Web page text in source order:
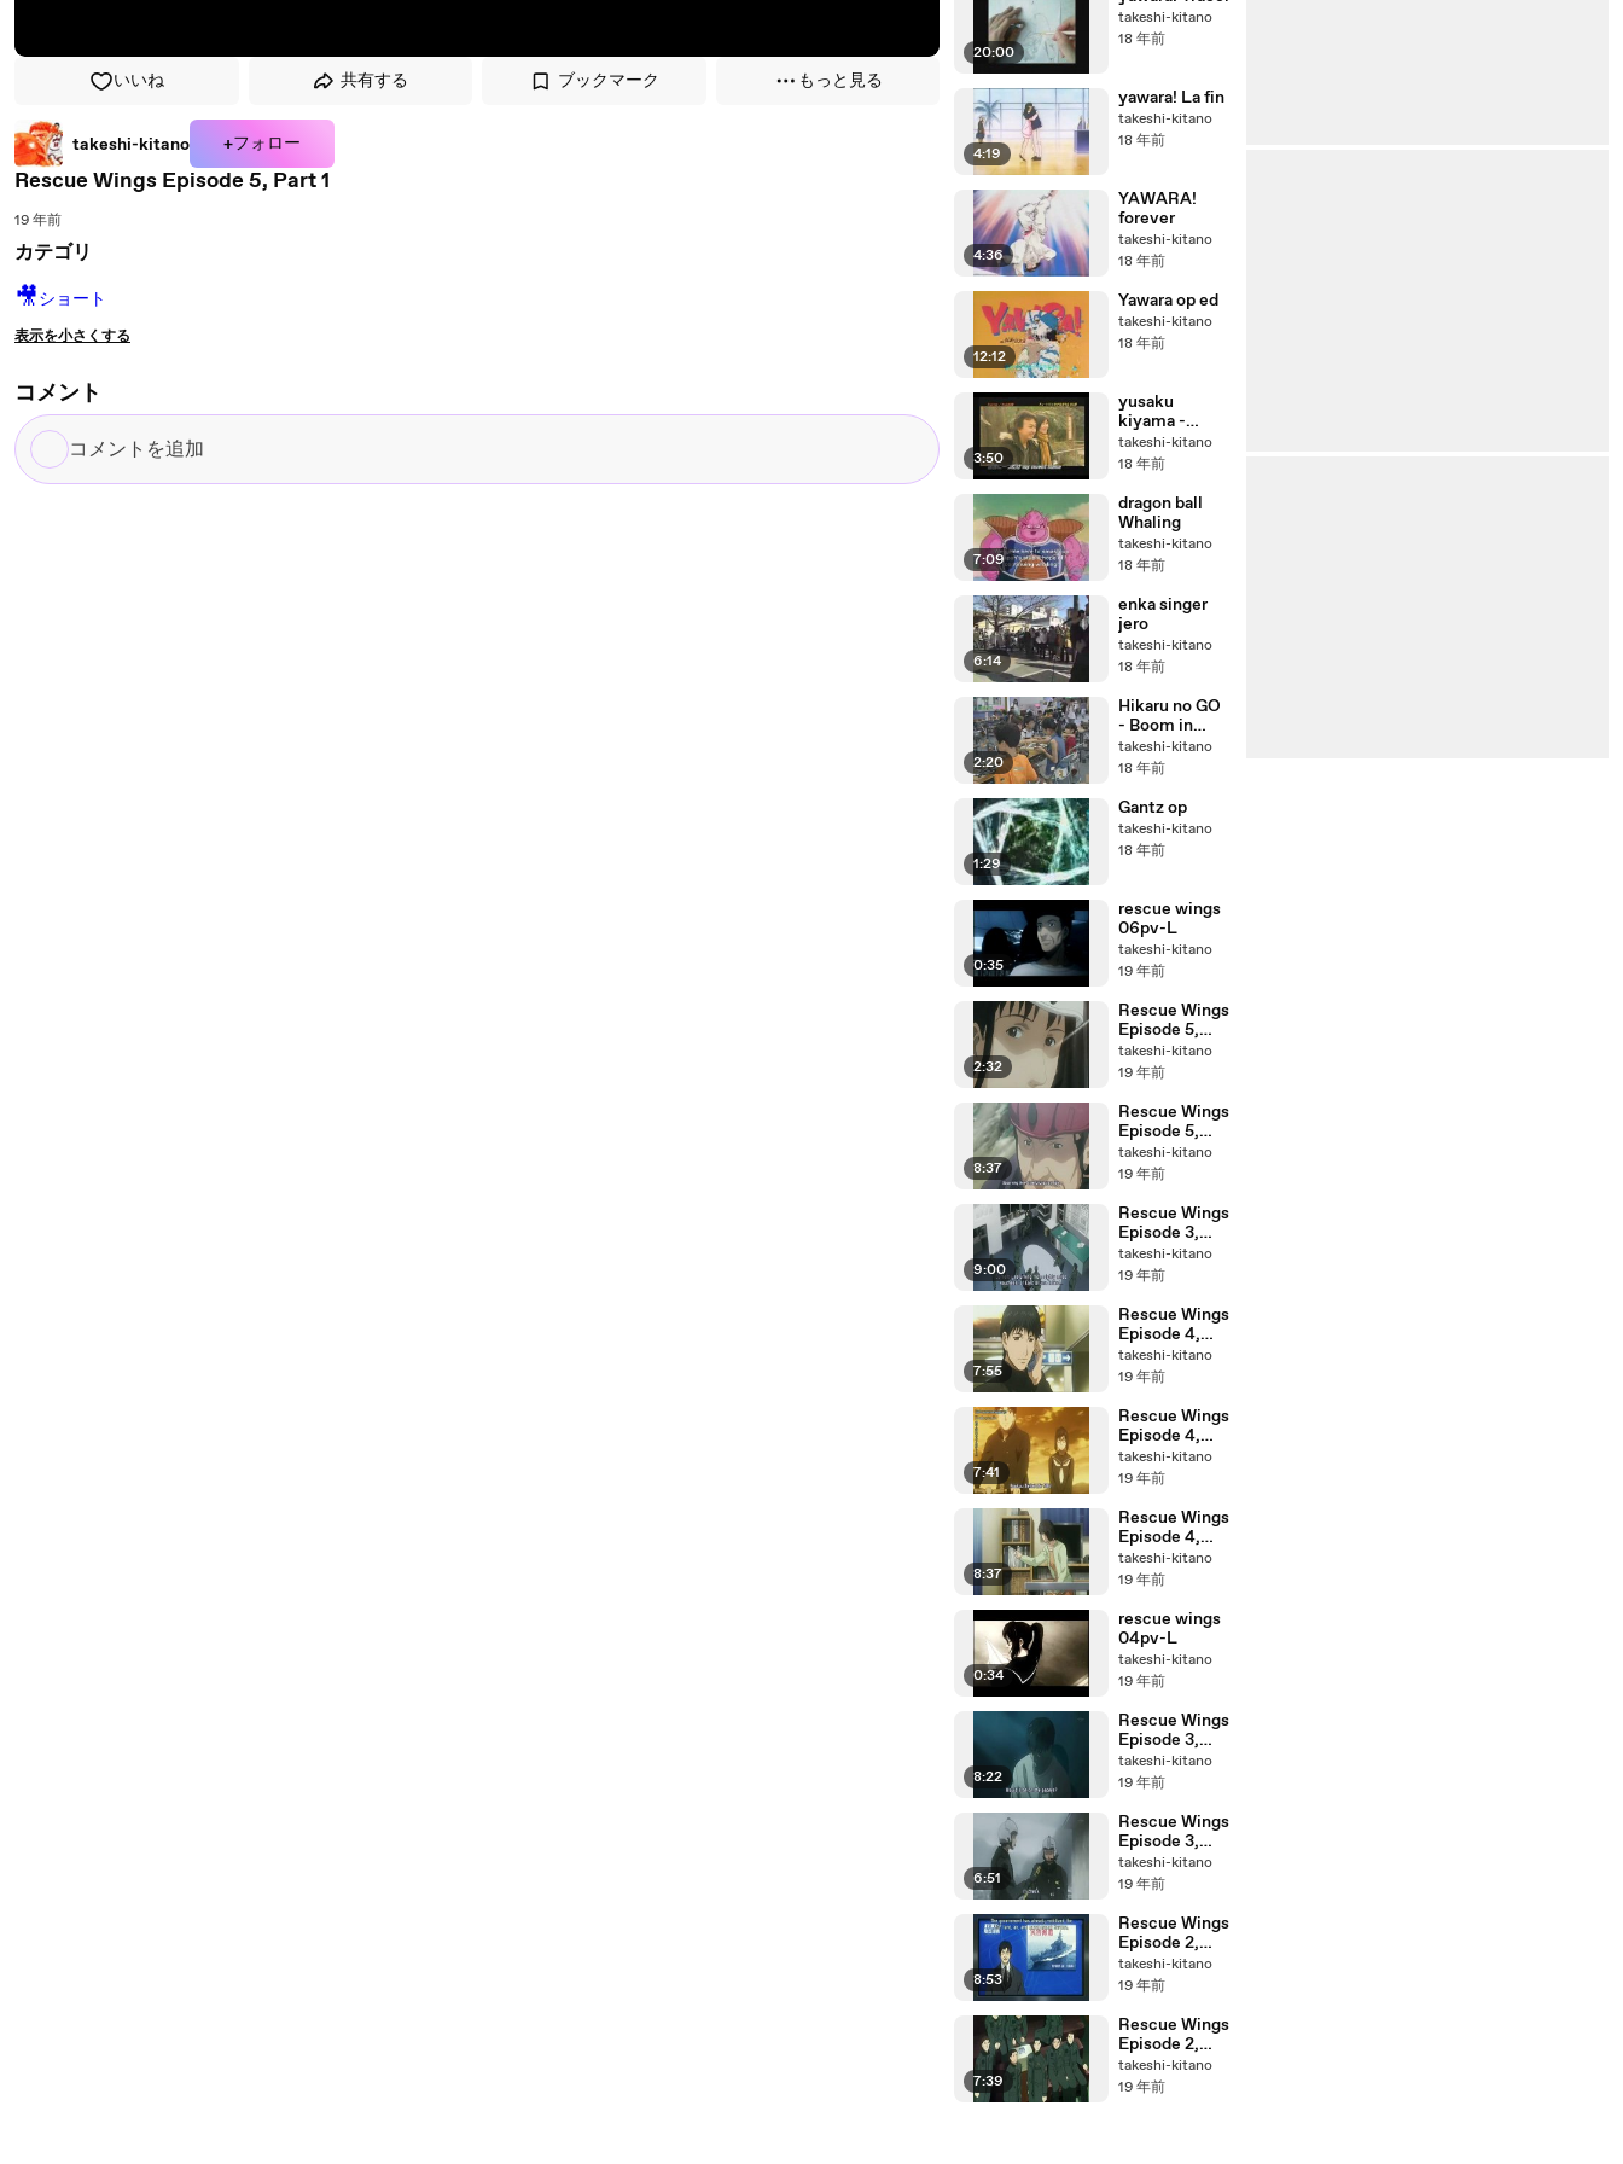
いいね 共有する ブックマーク もっと見る
takeshi-kitano +フォロー
Rescue Wings Episode 5, Part 1
19 年前
カテゴリ
🎥ショート
表示を小さくする
コメント
コ
メ
20:00
takeshi-kitano
18 年前
4:19
yawara! La fin
takeshi-kitano
18 年前
4:36
YAWARA!
forever
takeshi-kitano
18 年前
12:12
Yawara op ed
takeshi-kitano
18 年前
3:50
yusaku
kiyama -
home
takeshi-kitano
18 年前
7:09
dragon ball
Whaling
takeshi-kitano
18 年前
6:14
enka singer
jero
takeshi-kitano
18 年前
2:20
Hikaru no GO
- Boom in
Japan
takeshi-kitano
18 年前
1:29
Gantz op
takeshi-kitano
18 年前
0:35
rescue wings
06pv-L
takeshi-kitano
19 年前
2:32
Rescue Wings
Episode 5,
Part 3
takeshi-kitano
19 年前
8:37
Rescue Wings
Episode 5,
Part 2
takeshi-kitano
19 年前
9:00
Rescue Wings
Episode 3,
Part 2
takeshi-kitano
19 年前
7:55
Rescue Wings
Episode 4,
Part 3
takeshi-kitano
19 年前
7:41
Rescue Wings
Episode 4,
Part 2
takeshi-kitano
19 年前
8:37
Rescue Wings
Episode 4,
Part 1
takeshi-kitano
19 年前
0:34
rescue wings
04pv-L
takeshi-kitano
19 年前
8:22
Rescue Wings
Episode 3,
Part 3
takeshi-kitano
19 年前
6:51
Rescue Wings
Episode 3,
Part 1
takeshi-kitano
19 年前
8:53
Rescue Wings
Episode 2,
Part 3
takeshi-kitano
19 年前
7:39
Rescue Wings
Episode 2,
Part 2
takeshi-kitano
19 年前